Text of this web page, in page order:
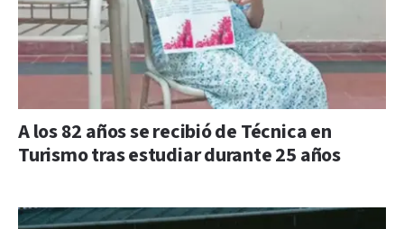
A los 82 años se recibió de Técnica en
Turismo tras estudiar durante 25 años